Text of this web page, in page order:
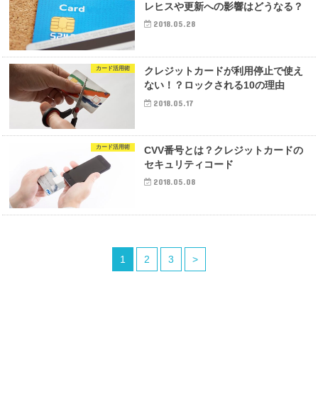
レヒスや更新への影響はどうなる？
2018.05.28
カード活用術
クレジットカードが利用停止で使え
ない！？ロックされる10の理由
2018.05.17
カード活用術
CVV番号とは？クレジットカードの
セキュリティコード
2018.05.08
1 2 3 >